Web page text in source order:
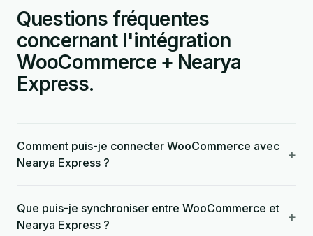
Questions fréquentes
concernant l'intégration
WooCommerce + Nearya
Express.
Comment puis-je connecter WooCommerce avec
Nearya Express ?
+
Que puis-je synchroniser entre WooCommerce et
Nearya Express ?
+